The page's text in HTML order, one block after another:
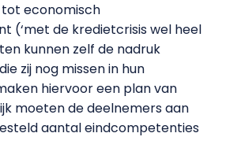
economisch
(‘met de kredietcrisis wel heel
kunnen zelf de nadruk
zij nog missen in hun
hiervoor een plan van
moeten de deelnemers aan
aantal eindcompetenties